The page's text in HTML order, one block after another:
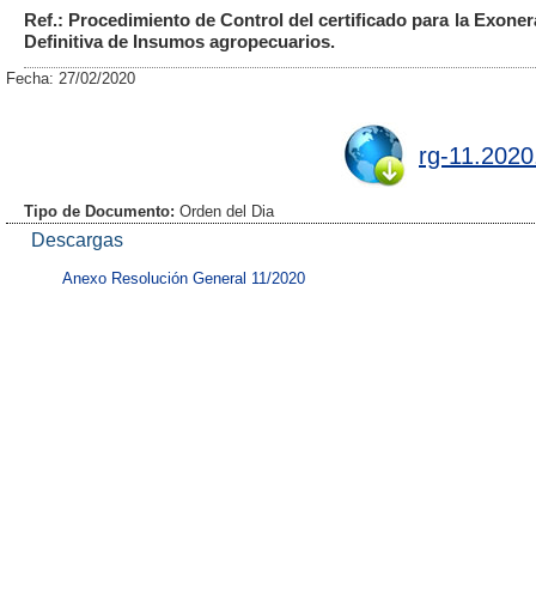
Ref.: Procedimiento de Control del certificado para la
Definitiva de Insumos agropecuarios.
Fecha: 27/02/2020
rg-
Tipo de Documento: Orden del Dia
Descargas
Anexo Resolución General 11/2020